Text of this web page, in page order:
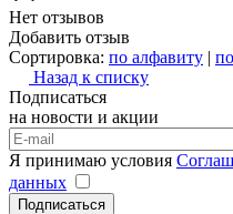
Нет отзывов
Добавить отзыв
Сортировка: по алфавиту |
Назад к списку
Подписаться
на новости и акции
Я принимаю условия
данных
Подписаться